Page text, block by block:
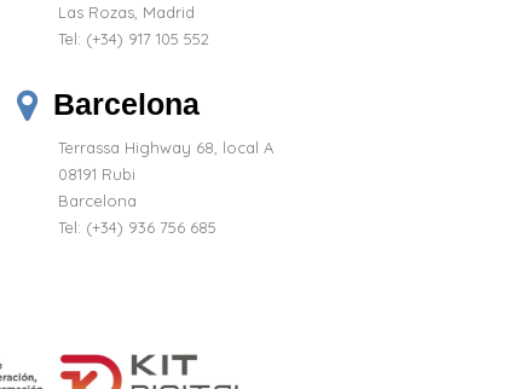
Las Rozas, Madrid
Tel: (+34) 917 105 552
Barcelona
Terrassa Highway 68, local A
08191 Rubi
Barcelona
Tel: (+34) 936 756 685